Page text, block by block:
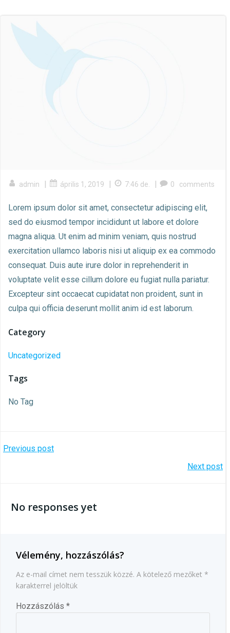
admin | április 1, 2019 | 7:46 de. | 0 comments
Lorem ipsum dolor sit amet, consectetur adipiscing elit,
sed do eiusmod tempor incididunt ut labore et dolore
magna aliqua. Ut enim ad minim veniam, quis nostrud
exercitation ullamco laboris nisi ut aliquip ex ea commodo
consequat. Duis aute irure dolor in reprehenderit in
voluptate velit esse cillum dolore eu fugiat nulla pariatur.
Excepteur sint occaecat cupidatat non proident, sunt in
culpa qui officia deserunt mollit anim id est laborum.
Category
Uncategorized
Tags
No Tag
Bejegyzés
Previous post
navigáció
Next post
No responses yet
Vélemény, hozzászólás?
Az e-mail címet nem tesszük közzé. A kötelező mezőket *
karakterrel jelöltük
Hozzászólás *